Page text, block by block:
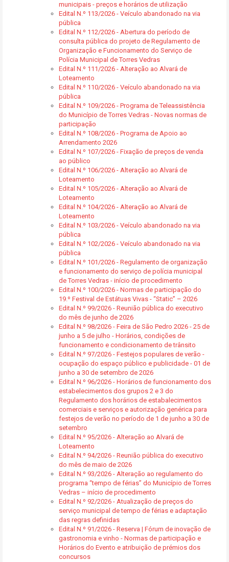
municipais - preços e horários de utilização
Edital N.º 113/2026 - Veículo abandonado na via
pública
Edital N.º 112/2026 - Abertura do período de
consulta pública do projeto de Regulamento de
Organização e Funcionamento do Serviço de
Polícia Municipal de Torres Vedras
Edital N.º 111/2026 - Alteração ao Alvará de
Loteamento
Edital N.º 110/2026 - Veículo abandonado na via
pública
Edital N.º 109/2026 - Programa de Teleassistência
do Município de Torres Vedras - Novas normas de
participação
Edital N.º 108/2026 - Programa de Apoio ao
Arrendamento 2026
Edital N.º 107/2026 - Fixação de preços de venda
ao público
Edital N.º 106/2026 - Alteração ao Alvará de
Loteamento
Edital N.º 105/2026 - Alteração ao Alvará de
Loteamento
Edital N.º 104/2026 - Alteração ao Alvará de
Loteamento
Edital N.º 103/2026 - Veículo abandonado na via
pública
Edital N.º 102/2026 - Veículo abandonado na via
pública
Edital N.º 101/2026 - Regulamento de organização
e funcionamento do serviço de polícia municipal
de Torres Vedras - início de procedimento
Edital N.º 100/2026 - Normas de participação do
19.º Festival de Estátuas Vivas - “Static” – 2026
Edital N.º 99/2026 - Reunião pública do executivo
do mês de junho de 2026
Edital N.º 98/2026 - Feira de São Pedro 2026 - 25 de
junho a 5 de julho - Horários, condições de
funcionamento e condicionamento de trânsito
Edital N.º 97/2026 - Festejos populares de verão -
ocupação do espaço público e publicidade - 01 de
junho a 30 de setembro de 2026
Edital N.º 96/2026 - Horários de funcionamento dos
estabelecimentos dos grupos 2 e 3 do
Regulamento dos horários de estabalecimentos
comerciais e serviços e autorização genérica para
festejos de verão no período de 1 de junho a 30 de
setembro
Edital N.º 95/2026 - Alteração ao Alvará de
Loteamento
Edital N.º 94/2026 - Reunião pública do executivo
do mês de maio de 2026
Edital N.º 93/2026 - Alteração ao regulamento do
programa “tempo de férias” do Município de Torres
Vedras – início de procedimento
Edital N.º 92/2026 - Atualização de preços do
serviço municipal de tempo de férias e adaptação
das regras definidas
Edital N.º 91/2026 - Reserva | Fórum de inovação de
gastronomia e vinho - Normas de participação e
Horários do Evento e atribuição de prémios dos
concursos